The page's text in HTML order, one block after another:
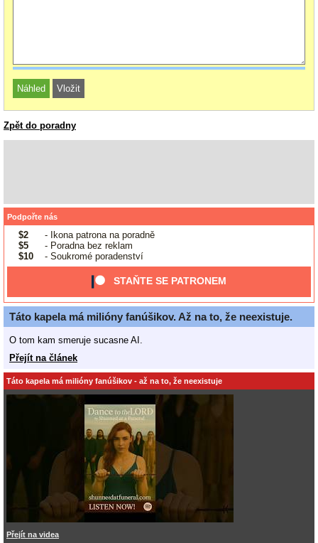
Zpět do poradny
Podpořte nás
$2
- Ikona patrona na poradně
$5
- Poradna bez reklam
$10
- Soukromé poradenství
STAŇTE SE PATRONEM
Táto kapela má milióny fanúšikov. Až na to, že neexistuje.
O tom kam smeruje sucasne AI.
Přejít na článek
Táto kapela má milióny fanúšikov - až na to, že neexistuje
Přejít na videa